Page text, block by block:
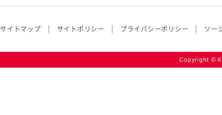
サイトマップ サイトポリシー プライバシーポリシー ソー
Copyright ©